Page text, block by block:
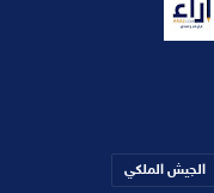
الجيش الملكي